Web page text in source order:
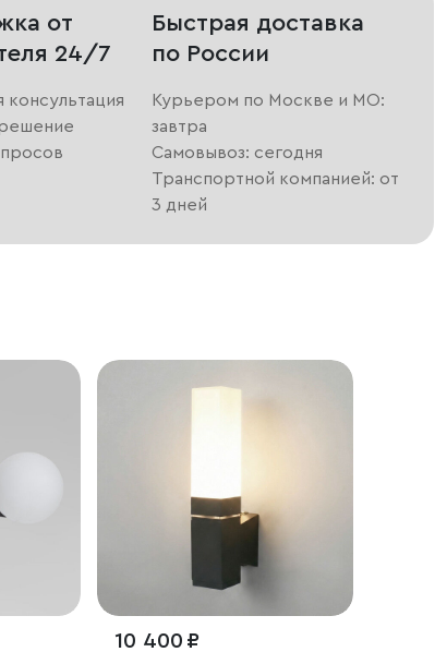
от
24/7
консультация
Быстрая доставка
по России
Курьером по Москве и МО:
завтра
Самовывоз: сегодня
Транспортной компанией: от
3 дней
10 400 ₽